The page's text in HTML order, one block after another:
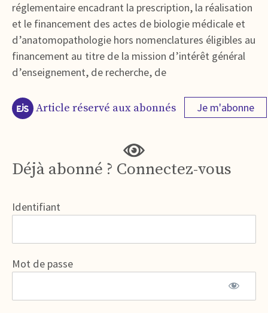
réglementaire encadrant la prescription, la réalisation
et le financement des actes de biologie médicale et
d’anatomopathologie hors nomenclatures éligibles au
financement au titre de la mission d’intérêt général
d’enseignement, de recherche, de
Article réservé aux abonnés Je m'abonne
Déjà abonné ? Connectez-vous
Identifiant
Mot de passe